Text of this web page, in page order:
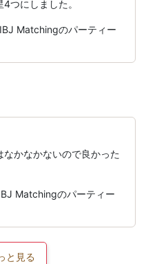
つにしました。
Matchingのパーティー
かなかないので良かった
Matchingのパーティー
と見る